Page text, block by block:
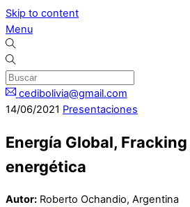
Skip to content
Menu
cedibolivia@gmail.com
14/06/2021 Presentaciones
Energía Global,
energética
Autor: Roberto Ochandio, Argentina